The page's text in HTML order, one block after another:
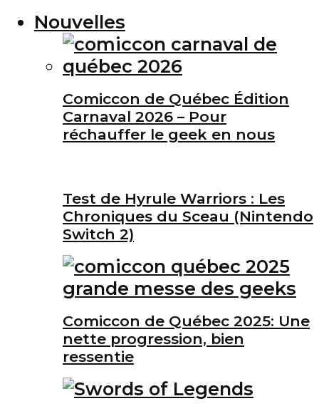
Nouvelles
Comiccon de Québec Édition
Carnaval 2026 – Pour
réchauffer le geek en nous
Test de Hyrule Warriors : Les
Chroniques du Sceau (Nintendo
Switch 2)
Comiccon de Québec 2025: Une
nette progression, bien
ressentie